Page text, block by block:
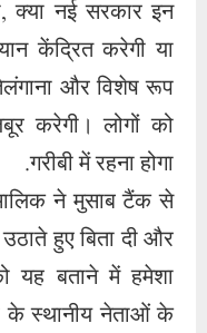
क्या नई सरकार इन
केंद्रित करेगी या
और विशेष रूप
करेगी। लोगों को
गरीबी में रहना होगा.
ने मुसाब टैंक से
हुए बिता दी और
यह बताने में हमेशा
के स्थानीय नेताओं के